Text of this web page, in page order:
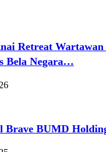
Retreat
Bela Negara…
Brave BUMD